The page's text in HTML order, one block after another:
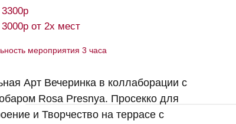
Арт Вечеринка в коллаборации с
Rosa Presnya. Просекко для
и Творчество на террасе с
мероприятия 3 часа
3000р от 2х мест
3300р